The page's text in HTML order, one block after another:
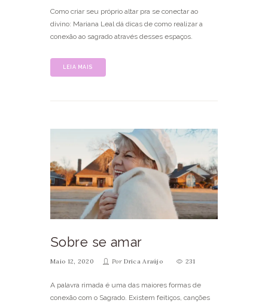
Como criar seu próprio altar pra se conectar ao
divino: Mariana Leal dá dicas de como realizar a
conexão ao sagrado através desses espaços.
LEIA MAIS
Sobre se amar
Maio 12, 2020 PorDrica Araújo 231
A palavra rimada é uma das maiores formas de
conexão com o Sagrado. Existem feitiços, canções